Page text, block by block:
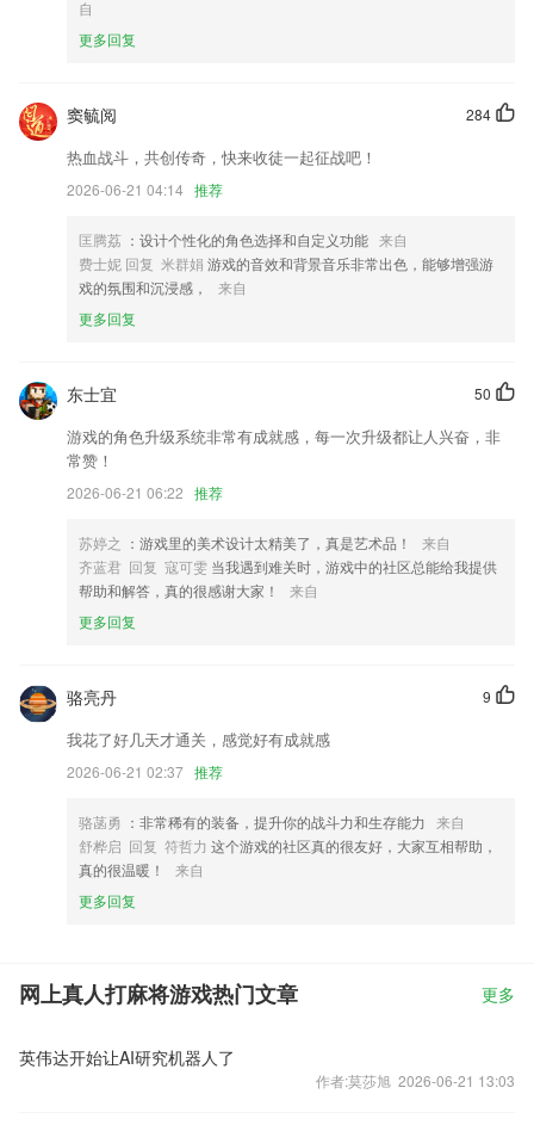
网上真人打麻将游戏更新了什么?
地铁数据更新至2022年1月
优化操作面板功能
深夜好书局，精品大放送；
模拟人脑分析的智能模块大成，对习题的求解成功率在95%以上；
新增“时空搜索”功能。提供按标题位置时间文件类型等条件进行公开属性
的文件搜索；
联系我们
以上就是网上真人打麻将游戏的介绍，如果您喜欢这款软件，您可以到应
用商店进行打分评论，说出您的使用经历，以帮助我们更好的对产品进行
优化修改。
自
更多回复
284
窦毓阅
热血战斗，共创传奇，快来收徒一起征战吧！
2026-06-21 04:14 推荐
匡腾荔 ：设计个性化的角色选择和自定义功能 来自
费士妮 回复 米群娟 游戏的音效和背景音乐非常出色，能够增强游
戏的氛围和沉浸感，
来自
更多回复
50
东士宜
游戏的角色升级系统非常有成就感，每一次升级都让人兴奋，非
常赞！
2026-06-21 06:22 推荐
苏婷之 ：游戏里的美术设计太精美了，真是艺术品！
来自
齐蓝君 回复 寇可雯 当我遇到难关时，游戏中的社区总能给我提供
帮助和解答，真的很感谢大家！
来自
更多回复
9
骆亮丹
我花了好几天才通关，感觉好有成就感
2026-06-21 02:37 推荐
骆菡勇 ：非常稀有的装备，提升你的战斗力和生存能力 来自
舒桦启 回复 符哲力 这个游戏的社区真的很友好，大家互相帮助，
真的很温暖！
来自
更多回复
网上真人打麻将游戏热门文章 更多
英伟达开始让AI研究机器人了
作者:莫莎旭 2026-06-21 13:03